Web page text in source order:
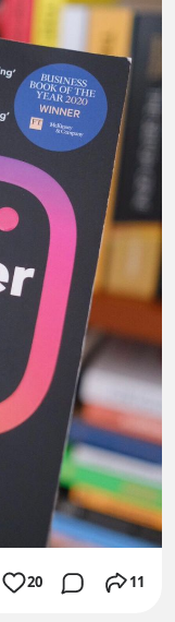
20 11